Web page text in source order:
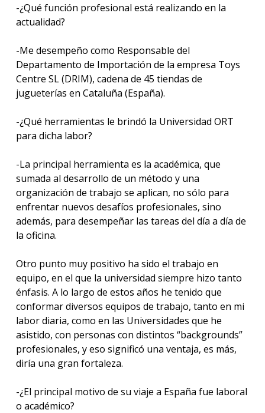
-¿Qué función profesional está realizando en la
actualidad?
-Me desempeño como Responsable del
Departamento de Importación de la empresa Toys
Centre SL (DRIM), cadena de 45 tiendas de
jugueterías en Cataluña (España).
-¿Qué herramientas le brindó la Universidad ORT
para dicha labor?
-La principal herramienta es la académica, que
sumada al desarrollo de un método y una
organización de trabajo se aplican, no sólo para
enfrentar nuevos desafíos profesionales, sino
además, para desempeñar las tareas del día a día de
la oficina.
Otro punto muy positivo ha sido el trabajo en
equipo, en el que la universidad siempre hizo tanto
énfasis. A lo largo de estos años he tenido que
conformar diversos equipos de trabajo, tanto en mi
labor diaria, como en las Universidades que he
asistido, con personas con distintos “backgrounds”
profesionales, y eso significó una ventaja, es más,
diría una gran fortaleza.
-¿El principal motivo de su viaje a España fue laboral
o académico?